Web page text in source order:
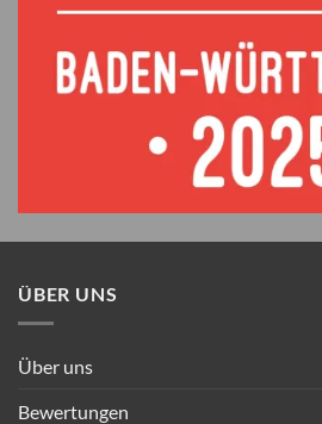
ÜBER UNS
Über uns
Bewertungen